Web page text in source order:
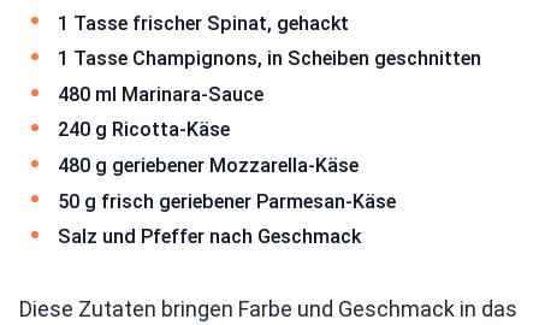
1 Tasse frischer Spinat, gehackt
1 Tasse Champignons, in Scheiben geschnitten
480 ml Marinara-Sauce
240 g Ricotta-Käse
480 g geriebener Mozzarella-Käse
50 g frisch geriebener Parmesan-Käse
Salz und Pfeffer nach Geschmack
Diese Zutaten bringen Farbe und Geschmack in das